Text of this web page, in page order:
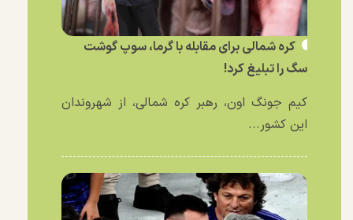
کره شمالی برای مقابله با گرما، سوپ گوشت
سگ را تبلیغ کرد!
کیم جونگ اون، رهبر کره شمالی، از شهروندان
این کشور...